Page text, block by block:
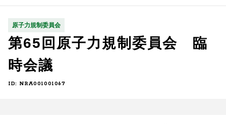
原子力規制委員会
第65回原子力規制委員会 臨
時会議
ID: NRA001001067